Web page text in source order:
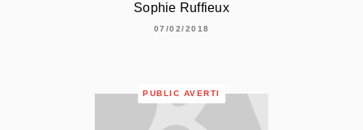
Sophie Ruffieux
07/02/2018
PUBLIC AVERTI